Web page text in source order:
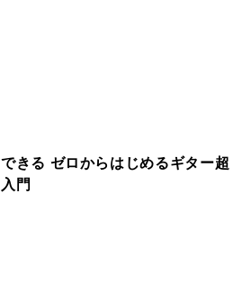
できる ゼロからはじめるギター超
入門